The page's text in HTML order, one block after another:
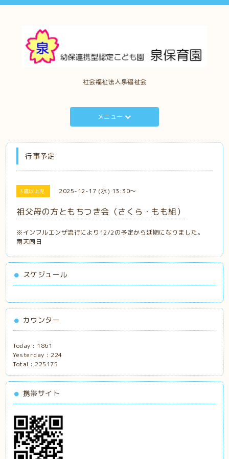
社会福祉法人泉福祉会
メニュー
行事予定
3歳以上児 2025-12-17 (水) 13:30～
祖父母の方ともちつき会（さくら・もも組）
※インフルエンザ流行により12/2の予定から延期になりました。
雨天同日
スケジュール
カウンター
Today : 1861
Yesterday :224
Total :225175
携帯サイト